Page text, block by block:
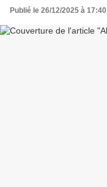
Publié le 26/12/2025 à 17:40